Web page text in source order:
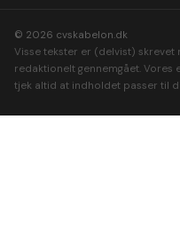
© 2026 cvskabelon.dk
Visse tekster er (delvist)
redaktionelt gennemgået.
tjek altid at indholdet passer til